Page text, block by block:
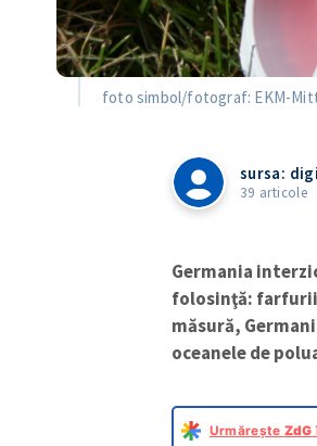
foto simbol/fotograf: EKM-
sursa:
39 articole
Germania
folosinţă:
măsură,
oceanele de
Urmărește ZdG